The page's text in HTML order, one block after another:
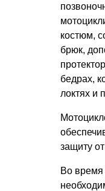
костюм,
брюк,
бедрах,
локтях и
защиту
Во время